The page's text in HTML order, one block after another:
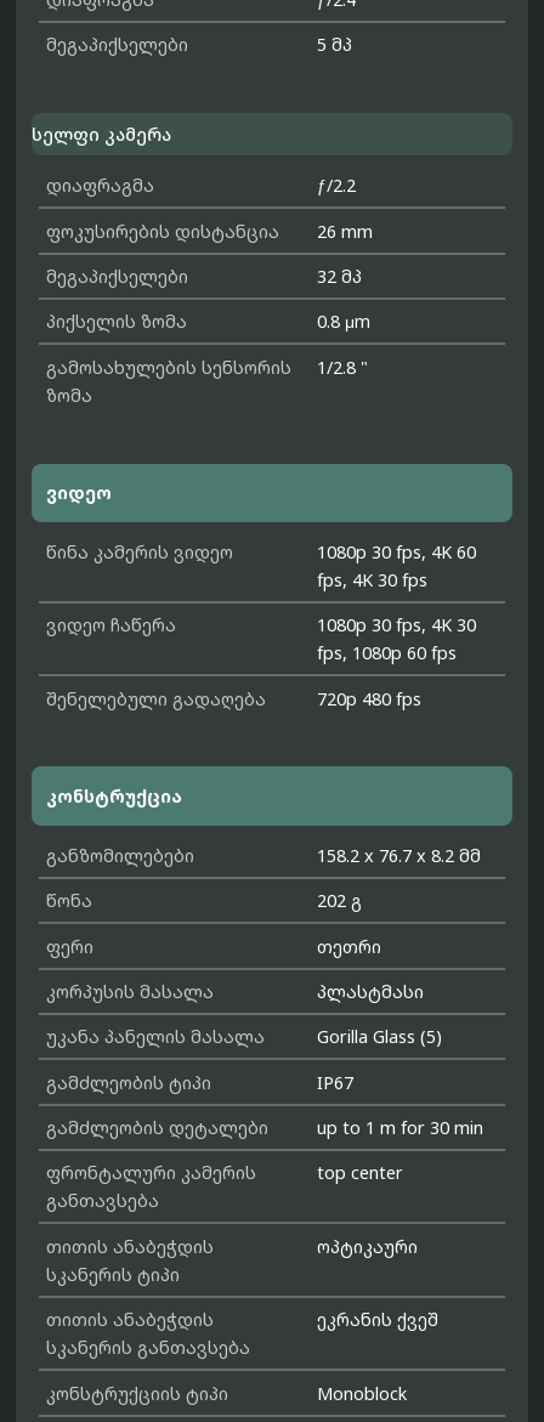
მეგაპიქსელები
5 მპ
სელფი კამერა
დიაფრაგმა
ƒ/2.2
ფოკუსირების დისტანცია
26 mm
მეგაპიქსელები
32 მპ
პიქსელის ზომა
0.8 μm
გამოსახულების სენსორის
ზომა
1/2.8 "
ვიდეო
წინა კამერის ვიდეო
1080p 30 fps, 4K 60
fps, 4K 30 fps
ვიდეო ჩაწერა
1080p 30 fps, 4K 30
fps, 1080p 60 fps
შენელებული გადაღება
720p 480 fps
კონსტრუქცია
განზომილებები
158.2 x 76.7 x 8.2 მმ
წონა
202 გ
ფერი
თეთრი
კორპუსის მასალა
პლასტმასი
უკანა პანელის მასალა
Gorilla Glass (5)
გამძლეობის ტიპი
IP67
გამძლეობის დეტალები
up to 1 m for 30 min
ფრონტალური კამერის
განთავსება
top center
თითის ანაბეჭდის
სკანერის ტიპი
ოპტიკაური
თითის ანაბეჭდის
სკანერის განთავსება
ეკრანის ქვეშ
კონსტრუქციის ტიპი
Monoblock